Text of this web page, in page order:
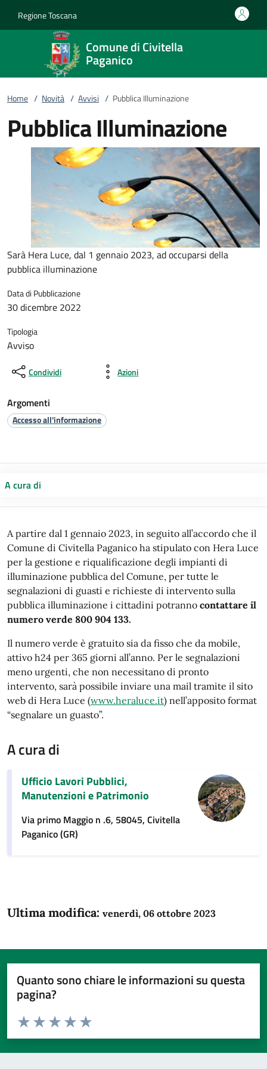
Regione Toscana
Comune di Civitella
Paganico
Home / Novità / Avvisi / Pubblica Illuminazione
Pubblica Illuminazione
Sarà Hera Luce, dal 1 gennaio 2023, ad occuparsi della
pubblica illuminazione
Data di Pubblicazione
30 dicembre 2022
Tipologia
Avviso
Condividi Azioni
Argomenti
Accesso all'informazione
A cura di
A partire dal 1 gennaio 2023, in seguito all’accordo che il
Comune di Civitella Paganico ha stipulato con Hera Luce
per la gestione e riqualificazione degli impianti di
illuminazione pubblica del Comune, per tutte le
segnalazioni di guasti e richieste di intervento sulla
pubblica illuminazione i cittadini potranno contattare il
numero verde 800 904 133.
Il numero verde è gratuito sia da fisso che da mobile,
attivo h24 per 365 giorni all’anno. Per le segnalazioni
meno urgenti, che non necessitano di pronto
intervento, sarà possibile inviare una mail tramite il sito
web di Hera Luce (www.heraluce.it) nell’apposito format
“segnalare un guasto”.
A cura di
Ufficio Lavori Pubblici,
Manutenzioni e Patrimonio
Via primo Maggio n .6, 58045, Civitella
Paganico (GR)
Ultima modifica: venerdì, 06 ottobre 2023
Quanto sono chiare le informazioni su questa
pagina?
Domanda
Valuta da 1 a 5 stelle la pagina
Valuta 5 stelle su 5
Valuta 4 stelle su 5
Valuta 3 stelle su 5
Valuta 2 stelle su 5
Valuta 1 stelle su 5